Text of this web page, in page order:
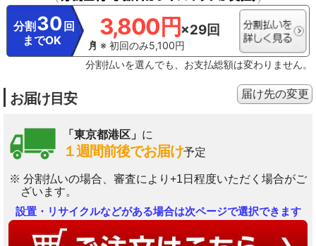
分割 30 回
までOK
3,800円×29回
※ 初回のみ5,100円
分割払いを選んでも、お支払総額は変わりません。
お届け目安
「東京都港区」 に
１週間前後でお届け予定
※ 分割払いの場合、審査により+1日程度いただく場合がご
ざいます。
届け先の変更
設置・リサイクルなどがある場合は次ページで選択できます